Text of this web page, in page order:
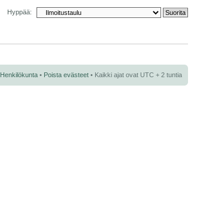
Hyppää:
Henkilökunta • Poista evästeet • Kaikki ajat ovat UTC + 2 tuntia